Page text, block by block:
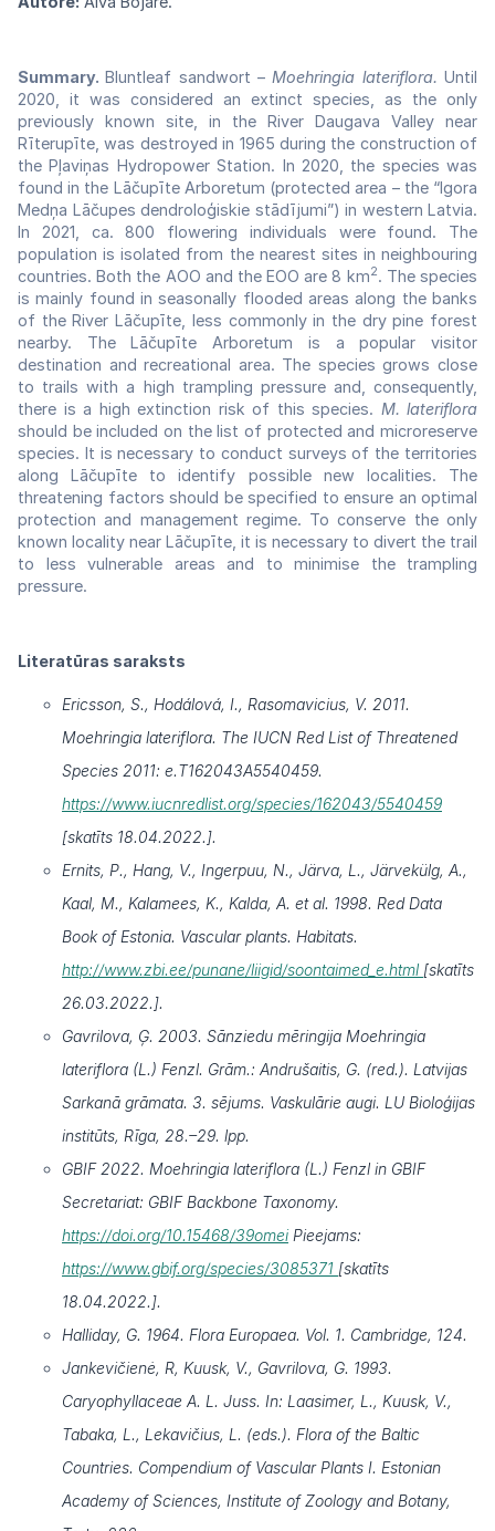
Summary.Bluntleaf sandwort –Moehringia lateriflora. Until
2020, it was considered an extinct species, as the only
previously known site, in the River Daugava Valley near
Rīterupīte, was destroyed in 1965 during the construction of
the Pļaviņas Hydropower Station. In 2020, the species was
found in the Lāčupīte Arboretum (protected area – the “Igora
Medņa Lāčupes dendroloģiskie stādījumi”) in western Latvia.
In 2021, ca. 800 flowering individuals were found. The
population is isolated from the nearest sites in neighbouring
countries. Both the AOO and the EOO are 8 km2. The species
is mainly found in seasonally flooded areas along the banks
of the River Lāčupīte, less commonly in the dry pine forest
nearby. The Lāčupīte Arboretum is a popular visitor
destination and recreational area. The species grows close
to trails with a high trampling pressure and, consequently,
there is a high extinction risk of this species. M. lateriflora
should be included on the list of protected and microreserve
species. It is necessary to conduct surveys of the territories
along Lāčupīte to identify possible new localities. The
threatening factors should be specified to ensure an optimal
protection and management regime. To conserve the only
known locality near Lāčupīte, it is necessary to divert the trail
to less vulnerable areas and to minimise the trampling
pressure.
Literatūras saraksts
Ericsson, S., Hodálová, I., Rasomavicius, V. 2011.
Moehringia lateriflora. The IUCN Red List of Threatened
Species 2011: e.T162043A5540459.
https://www.iucnredlist.org/species/162043/5540459
[skatīts 18.04.2022.].
Ernits, P., Hang, V., Ingerpuu, N., Järva, L., Järvekülg, A.,
Kaal, M., Kalamees, K., Kalda, A. et al. 1998. Red Data
Book of Estonia. Vascular plants. Habitats.
http://www.zbi.ee/punane/liigid/soontaimed_e.html [skatīts
26.03.2022.].
Gavrilova, Ģ. 2003. Sānziedu mēringija Moehringia
lateriflora (L.) Fenzl. Grām.: Andrušaitis, G. (red.). Latvijas
Sarkanā grāmata. 3. sējums. Vaskulārie augi. LU Bioloģijas
institūts, Rīga, 28.–29. lpp.
GBIF 2022. Moehringia lateriflora (L.) Fenzl in GBIF
Secretariat: GBIF Backbone Taxonomy.
https://doi.org/10.15468/39omeiPieejams:
https://www.gbif.org/species/3085371 [skatīts
18.04.2022.].
Halliday, G. 1964. Flora Europaea. Vol. 1. Cambridge, 124.
Jankevičienė, R, Kuusk, V., Gavrilova, G. 1993.
Caryophyllaceae A. L. Juss. In: Laasimer, L., Kuusk, V.,
Tabaka, L., Lekavičius, L. (eds.). Flora of the Baltic
Countries. Compendium of Vascular Plants I. Estonian
Academy of Sciences, Institute of Zoology and Botany,